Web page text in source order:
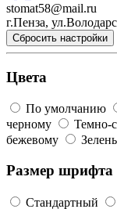
stomat58@mail.ru
г.Пенза,
Сбросить настройки
Цвета
По умолчанию
черному
Темно-
бежевому
Размер шрифта
Стандартный